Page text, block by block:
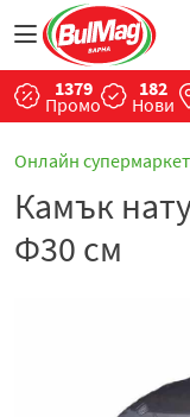
1379
Промо
182
Нови
Онлайн
Камък
Ф30 см